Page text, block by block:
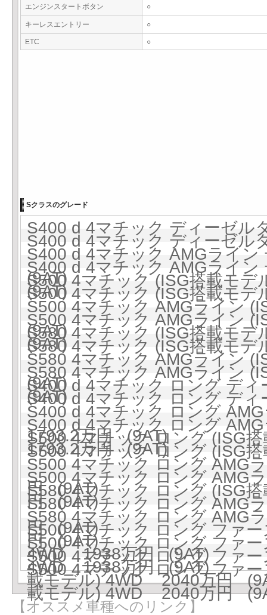
エンジンスタートボタン ○
キーレスエントリー ○
ETC ○
Sクラスのグレード
S400 d 4マチック ディーゼ
S400 d 4マチック ディーゼ
S400 d 4マチック AMGライ
(9AT)
S400 d 4マチック AMGライ
(9AT)
S500 4マチック (ISG搭載モ
S500 4マチック (ISG搭載モ
S500 4マチック AMGライン
(9AT)
S500 4マチック AMGライン
(9AT)
S580 4マチック (ISG搭載モ
S580 4マチック (ISG搭載モ
S580 4マチック AMGライン
(9AT)
S580 4マチック AMGライン
(9AT)
S400 d 4マチック ロング デ
S400 d 4マチック ロング デ
S400 d 4マチック ロング
1793.2万円 (9AT)
S400 d 4マチック ロング
1793.2万円 (9AT)
S500 4マチック ロング (ISG
S500 4マチック ロング (ISG
S500 4マチック ロング AMG
円 (9AT)
S500 4マチック ロング AMG
円 (9AT)
S580 4マチック ロング (ISG
S580 4マチック ロング AMG
円 (9AT)
S580 4マチック ロング AMG
円 (9AT)
S500 4マチック ロング ファ
4WD 1938万円 (9AT)
S500 4マチック ロング ファ
4WD 1938万円 (9AT)
S500 4マチック ロング ファ
載モデル) 4WD 2040万円
S500 4マチック ロング ファ
載モデル) 4WD 2040万円
【オススメ車種へのリンク】